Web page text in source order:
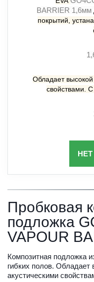
BARRIER 1,6мм
покрытий,
Обладает
свойствами.
Пробковая
подложка
VAPOUR
Композитная подложка
гибких полов. Обладает
акустическими